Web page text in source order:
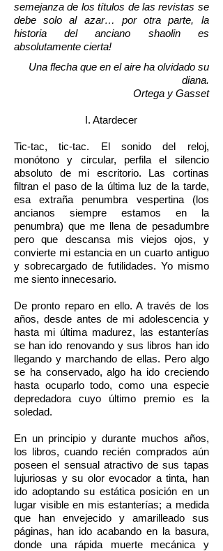
semejanza de los títulos de las revistas se
debe solo al azar… por otra parte, la
historia del anciano shaolin es
absolutamente cierta!
Una flecha que en el aire ha olvidado su
diana.
Ortega y Gasset
I. Atardecer
Tic-tac, tic-tac. El sonido del reloj,
monótono y circular, perfila el silencio
absoluto de mi escritorio. Las cortinas
filtran el paso de la última luz de la tarde,
esa extraña penumbra vespertina (los
ancianos siempre estamos en la
penumbra) que me llena de pesadumbre
pero que descansa mis viejos ojos, y
convierte mi estancia en un cuarto antiguo
y sobrecargado de futilidades. Yo mismo
me siento innecesario.
De pronto reparo en ello. A través de los
años, desde antes de mi adolescencia y
hasta mi última madurez, las estanterías
se han ido renovando y sus libros han ido
llegando y marchando de ellas. Pero algo
se ha conservado, algo ha ido creciendo
hasta ocuparlo todo, como una especie
depredadora cuyo último premio es la
soledad.
En un principio y durante muchos años,
los libros, cuando recién comprados aún
poseen el sensual atractivo de sus tapas
lujuriosas y su olor evocador a tinta, han
ido adoptando su estática posición en un
lugar visible en mis estanterías; a medida
que han envejecido y amarilleado sus
páginas, han ido acabando en la basura,
donde una rápida muerte mecánica y